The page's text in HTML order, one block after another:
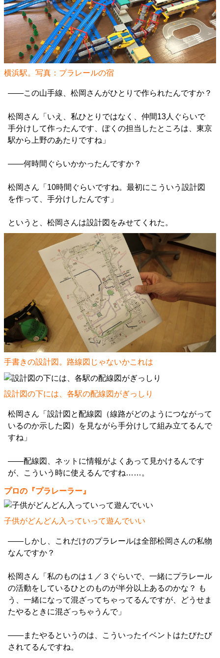
横浜駅。写真： プラレールの宿
――この山手線、松岡さんがひとりで作られたんですか？
松岡さん「いえ、私ひとりではなく、仲間13人ぐらいで
手分けして作ったんです、ぼくの担当したところは、東京
駅から上野のあたりですね」
――何時間ぐらいかかったんですか？
松岡さん「10時間ぐらいですね。最初にこういう設計図
を作って、手分けしたんです」
というと、松岡さんは設計図をみせてくれた。
手書きの設計図。路線図じゃないかこれは
設計図の下には、各駅の配線図がぎっしり
松岡さん「設計図と配線図（線路がどのようにつながって
いるのか示した図）を見ながら手分けして組み立てるんで
すね」
――配線図、ネットに情報がよくあって見かけるんです
が、こういう時に使えるんですね……。
プロの『プラレーラー』
子供がどんどん入っていって遊んでいい
――しかし、これだけのプラレールは全部松岡さんの私物
なんですか？
松岡さん「私のものは１／３ぐらいで、一緒にプラレール
の活動をしているひとのものが半分以上あるのかな？ も
う、一緒になって混ざってちゃってるんですが、どうせま
たやるときに混ざっちゃうんで」
――またやるというのは、こういったイベントはたびたび
されてるんですね。